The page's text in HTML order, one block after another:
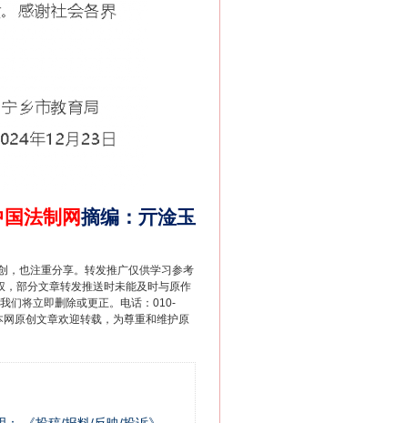
国法制网摘编 ： 亓淦玉
，也注重分享。转发推广仅供学习参考
部分文章转发推送时未能及时与原作
们将立即删除或更正。电话：010-
原创文章欢迎转载，为尊重和维护原
千亩耕地变“别墅”